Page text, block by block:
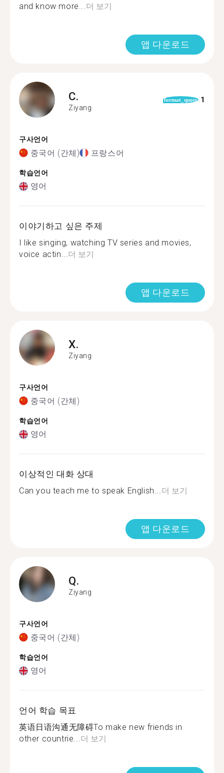
and know more...더 보기
앱 다운로드
C.
Ziyang
format_quote 1
구사언어
중국어 (간체) 프랑스어
학습언어
영어
이야기하고 싶은 주제
I like singing, watching TV series and movies,
voice actin...더 보기
앱 다운로드
X.
Ziyang
구사언어
중국어 (간체)
학습언어
영어
이상적인 대화 상대
Can you teach me to speak English...더 보기
앱 다운로드
Q.
Ziyang
구사언어
중국어 (간체)
학습언어
영어
언어 학습 목표
英语日语沟通无障碍To make new friends in
other countrie...더 보기